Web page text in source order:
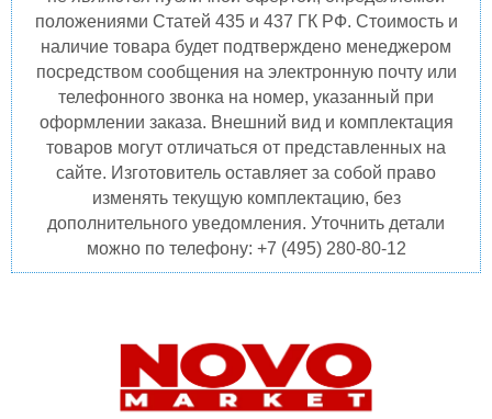
положениями Статей 435 и 437 ГК РФ. Стоимость и
наличие товара будет подтверждено менеджером
посредством сообщения на электронную почту или
телефонного звонка на номер, указанный при
оформлении заказа. Внешний вид и комплектация
товаров могут отличаться от представленных на
сайте. Изготовитель оставляет за собой право
изменять текущую комплектацию, без
дополнительного уведомления. Уточнить детали
можно по телефону: +7 (495) 280-80-12